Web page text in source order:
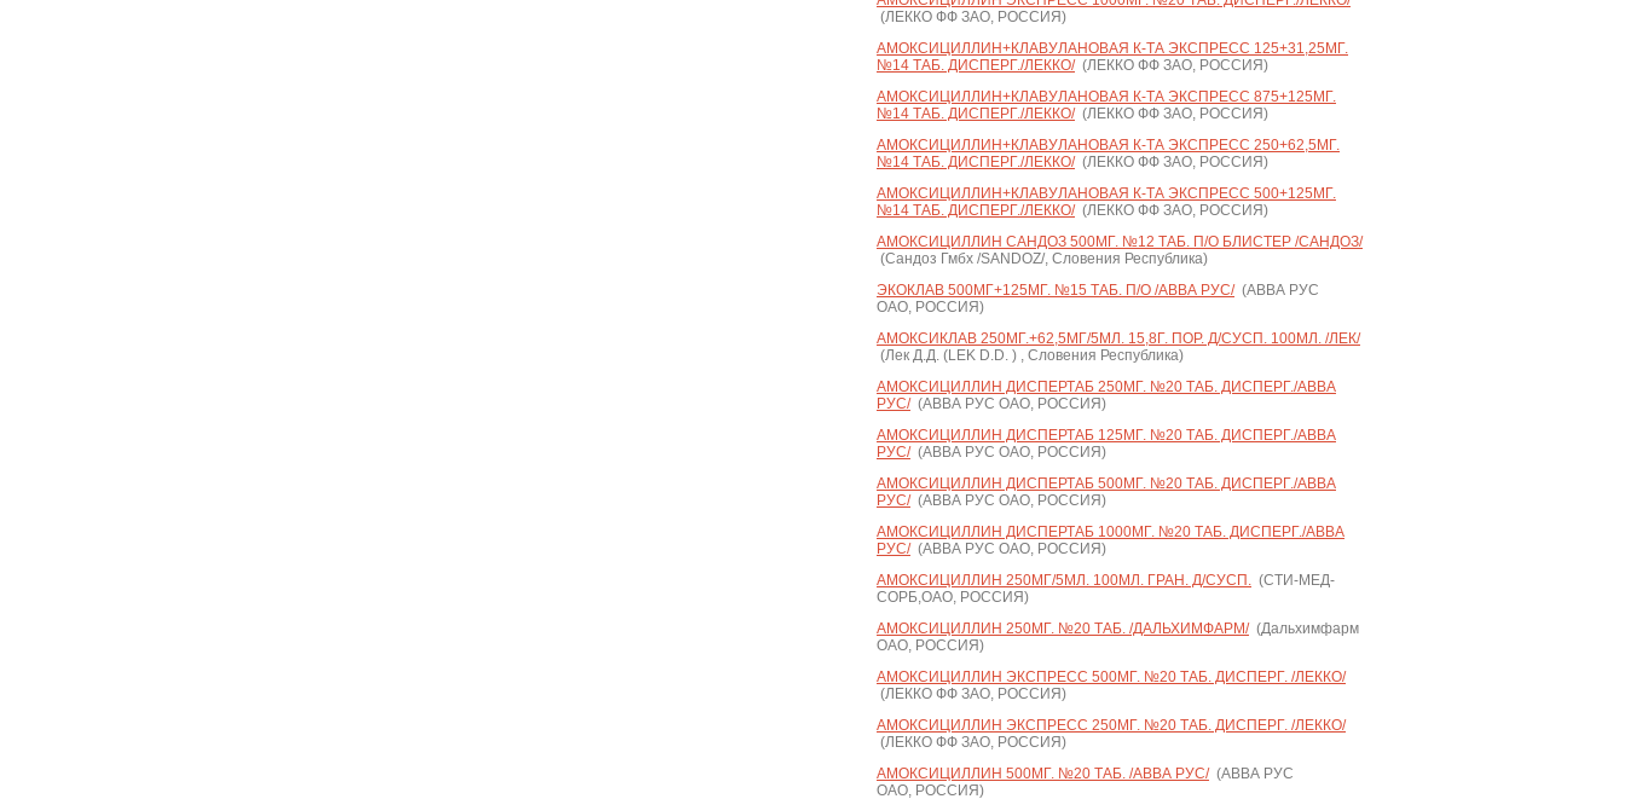
(ЛЕККО ФФ ЗАО, РОССИЯ)
АМОКСИЦИЛЛИН+КЛАВУЛАНОВАЯ К-ТА ЭКСПРЕСС 125+31,25МГ.
№14 ТАБ. ДИСПЕРГ./ЛЕККО/(ЛЕККО ФФ ЗАО, РОССИЯ)
АМОКСИЦИЛЛИН+КЛАВУЛАНОВАЯ К-ТА ЭКСПРЕСС 875+125МГ.
№14 ТАБ. ДИСПЕРГ./ЛЕККО/(ЛЕККО ФФ ЗАО, РОССИЯ)
АМОКСИЦИЛЛИН+КЛАВУЛАНОВАЯ К-ТА ЭКСПРЕСС 250+62,5МГ.
№14 ТАБ. ДИСПЕРГ./ЛЕККО/(ЛЕККО ФФ ЗАО, РОССИЯ)
АМОКСИЦИЛЛИН+КЛАВУЛАНОВАЯ К-ТА ЭКСПРЕСС 500+125МГ.
№14 ТАБ. ДИСПЕРГ./ЛЕККО/(ЛЕККО ФФ ЗАО, РОССИЯ)
АМОКСИЦИЛЛИН САНДОЗ 500МГ. №12 ТАБ. П/О БЛИСТЕР /САНДОЗ/
(Сандоз Гмбх /SANDOZ/, Словения Республика)
ЭКОКЛАВ 500МГ+125МГ. №15 ТАБ. П/О /АВВА РУС/(АВВА РУС
ОАО, РОССИЯ)
АМОКСИКЛАВ 250МГ.+62,5МГ/5МЛ. 15,8Г. ПОР. Д/СУСП. 100МЛ. /ЛЕК/
(Лек Д.Д. (LEK D.D. ) , Словения Республика)
АМОКСИЦИЛЛИН ДИСПЕРТАБ 250МГ. №20 ТАБ. ДИСПЕРГ./АВВА
РУС/(АВВА РУС ОАО, РОССИЯ)
АМОКСИЦИЛЛИН ДИСПЕРТАБ 125МГ. №20 ТАБ. ДИСПЕРГ./АВВА
РУС/(АВВА РУС ОАО, РОССИЯ)
АМОКСИЦИЛЛИН ДИСПЕРТАБ 500МГ. №20 ТАБ. ДИСПЕРГ./АВВА
РУС/(АВВА РУС ОАО, РОССИЯ)
АМОКСИЦИЛЛИН ДИСПЕРТАБ 1000МГ. №20 ТАБ. ДИСПЕРГ./АВВА
РУС/(АВВА РУС ОАО, РОССИЯ)
АМОКСИЦИЛЛИН 250МГ/5МЛ. 100МЛ. ГРАН. Д/СУСП. (СТИ-МЕД-
СОРБ,ОАО, РОССИЯ)
АМОКСИЦИЛЛИН 250МГ. №20 ТАБ. /ДАЛЬХИМФАРМ/(Дальхимфарм
ОАО, РОССИЯ)
АМОКСИЦИЛЛИН ЭКСПРЕСС 500МГ. №20 ТАБ. ДИСПЕРГ. /ЛЕККО/
(ЛЕККО ФФ ЗАО, РОССИЯ)
АМОКСИЦИЛЛИН ЭКСПРЕСС 250МГ. №20 ТАБ. ДИСПЕРГ. /ЛЕККО/
(ЛЕККО ФФ ЗАО, РОССИЯ)
АМОКСИЦИЛЛИН 500МГ. №20 ТАБ. /АВВА РУС/(АВВА РУС
ОАО, РОССИЯ)